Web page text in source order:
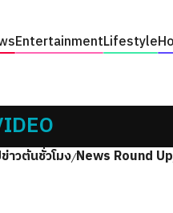
EntertainmentLifestyle
าวต้นชั่วโมง/News Round Up